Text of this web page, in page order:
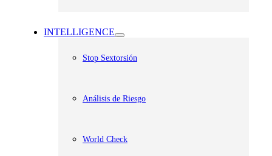
INTELLIGENCE
Stop Sextorsión
Análisis de Riesgo
World Check